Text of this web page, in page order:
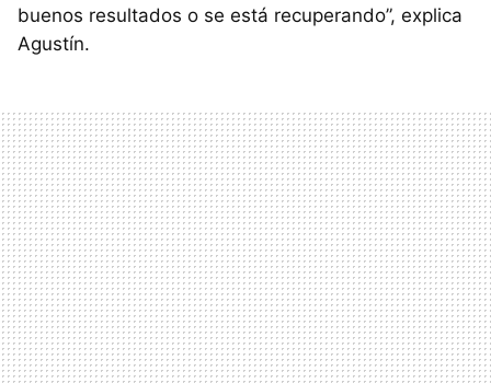
buenos resultados o se está recuperando”, explica
Agustín.